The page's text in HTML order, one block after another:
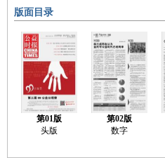
版面目录
第01版
头版
第02版
数字